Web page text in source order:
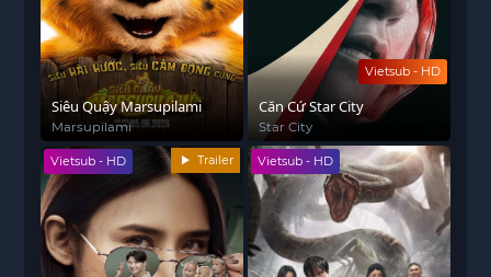
Siêu Quậy Marsupilami
Marsupilami
Vietsub - HD
Căn Cứ Star City
Star City
Vietsub - HD Trailer Vietsub - HD